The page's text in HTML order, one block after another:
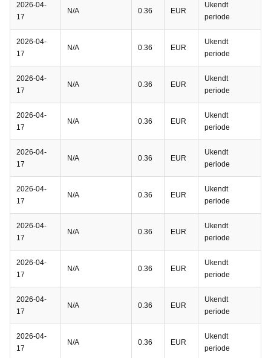
2026-04-
17
N/A 0.36 EUR
Ukendt
periode
2026-04-
17
N/A 0.36 EUR
Ukendt
periode
2026-04-
17
N/A 0.36 EUR
Ukendt
periode
2026-04-
17
N/A 0.36 EUR
Ukendt
periode
2026-04-
17
N/A 0.36 EUR
Ukendt
periode
2026-04-
17
N/A 0.36 EUR
Ukendt
periode
2026-04-
17
N/A 0.36 EUR
Ukendt
periode
2026-04-
17
N/A 0.36 EUR
Ukendt
periode
2026-04-
17
N/A 0.36 EUR
Ukendt
periode
2026-04-
17
N/A 0.36 EUR
Ukendt
periode